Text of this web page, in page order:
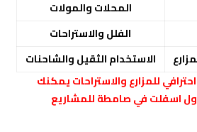
المحلات والمولات
الفلل والاستراحات
الاستخدام الثقيل والشاحنات
للمزارع والاستراحات يمكنك
اسفلت في صامطةللمشاريع